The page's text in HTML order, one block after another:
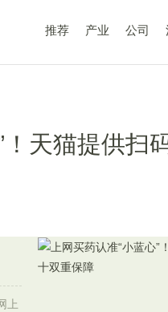
推荐 产业 公司
！天猫提供扫
上